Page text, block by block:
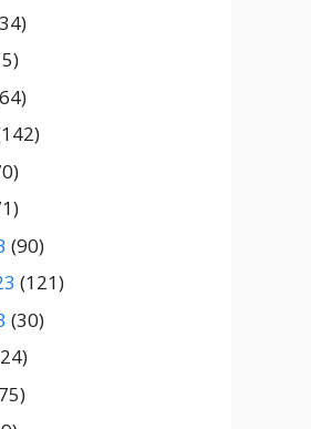
(90)
(121)
(30)